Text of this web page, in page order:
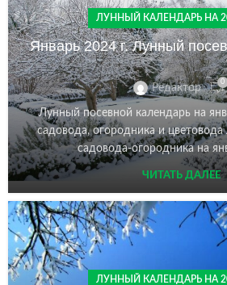
ЛУННЫЙ КАЛЕНДАРЬ НА
Январь 2024 г. Лунный
Редактор 0
Лунный посевной календарь на
садовода, огородника и
садовода-огородника на
ЧИТАТЬ ДАЛЕЕ
ЛУННЫЙ КАЛЕНДАРЬ НА